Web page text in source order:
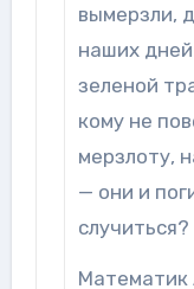
вымерзли,
наших
зеленой
кому не
мерзлоту,
— они и
случиться?
Математик